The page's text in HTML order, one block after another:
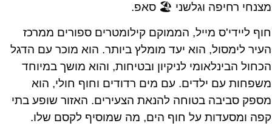
מצנחי רחיפה וגלשני 🏖️ סאפ.
חוף ליידי'ס מייל, הממוקם קילומטרים ספורים ממרכז
העיר לימסול, הוא יעד מומלץ ביותר. הוא מוכר עם הדגל
הכחול הבינלאומי לניקיון ובטיחות, והוא מושך במיוחד
משפחות עם ילדים. עם מים רדודים וחוף חולי, הוא
מספק סביבה בטוחה להנאת הצעירים. האזור שופע בתי
קפה ומסעדות על חוף הים, מה שמוסיף לקסם שלו.